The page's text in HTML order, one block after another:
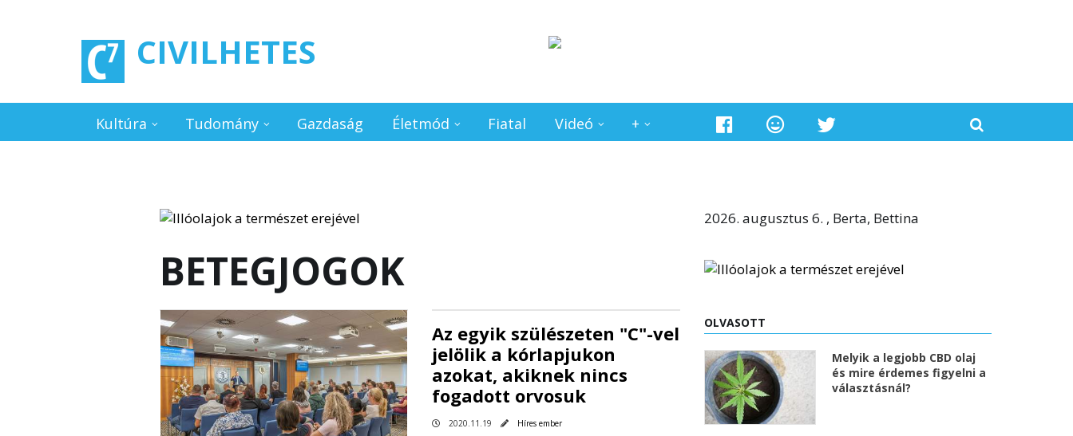
CIVILHETES
Kultúra Tudomány Gazdaság Életmód Fiatal Videó +
BETEGJOGOK
Az egyik szülészeten "C"-vel
jelölik a kórlapjukon
azokat, akiknek nincs
fogadott orvosuk
2020.11.19 Híres ember
2026. augusztus 6. , Berta, Bettina
OLVASOTT
Melyik a legjobb CBD olaj
és mire érdemes figyelni a
választásnál?